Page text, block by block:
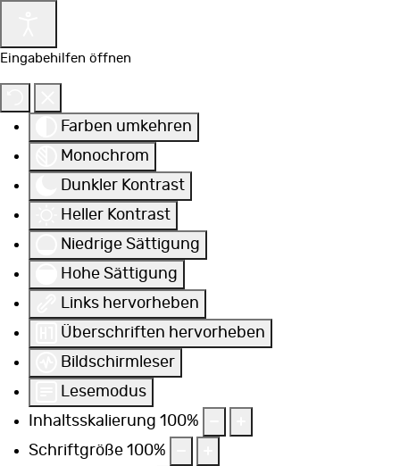
Eingabehilfen öffnen
Farben umkehren
Monochrom
Dunkler Kontrast
Heller Kontrast
Niedrige Sättigung
Hohe Sättigung
Links hervorheben
Überschriften hervorheben
Bildschirmleser
Lesemodus
Inhaltsskalierung 100%
Schriftgröße 100%